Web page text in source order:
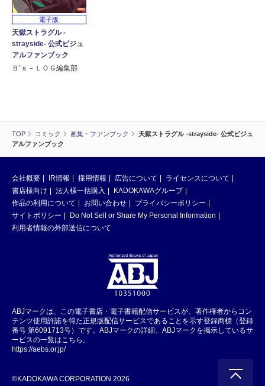
TOP コミック 画集・ファンブック
天獄ストラグル -strayside- 公式ビジュ
アルファンブック
電子版
天獄ストラグル -
strayside- 公式ビジュ
アルファンブック
Ｂ’ｓ－ＬＯＧ編集部
会社概要 IR情報 採用情報 広告について
ライセンスについて
書店様向け
法人様一括購入
KADOKAWAグループ
作品の利用について
お問い合わせ
プライバシーポリシー
サイトポリシー
Do Not Sell or Share My Personal Information
利用者情報の外部送信について
ABJマークは、この電子書店・電子書籍配信サービスが、著作権者からコン
テンツ使用許諾を得た正規版配信サービスであることを示す登録商標（登録
番号 第6091713号）です。ABJマークの詳細、ABJマークを掲示しているサ
ービスの一覧はこちら。
https://aebs.or.jp/
©KADOKAWA CORPORATION 2026